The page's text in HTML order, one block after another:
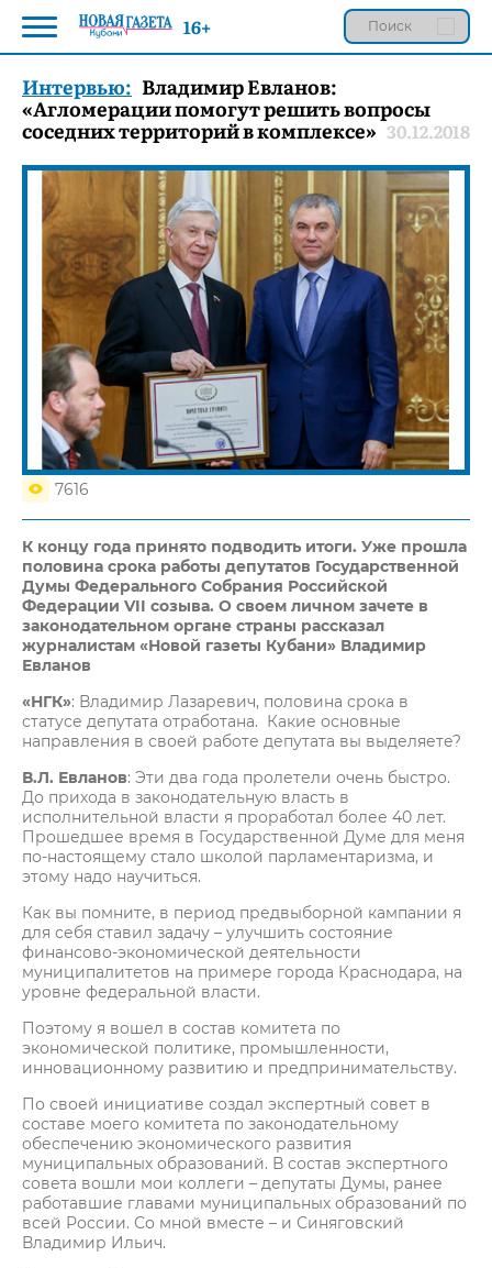
Интервью: Владимир Евланов:
«Агломерации помогут решить вопросы
соседних территорий в комплексе» 30.12.2018
7616
К концу года принято подводить итоги. Уже прошла
половина срока работы депутатов Государственной
Думы Федерального Собрания Российской
Федерации VII созыва. О своем личном зачете в
законодательном органе страны рассказал
журналистам «Новой газеты Кубани» Владимир
Евланов
«НГК»: Владимир Лазаревич, половина срока в
статусе депутата отработана. Какие основные
направления в своей работе депутата вы выделяете?
В.Л. Евланов: Эти два года пролетели очень быстро.
До прихода в законодательную власть в
исполнительной власти я проработал более 40 лет.
Прошедшее время в Государственной Думе для меня
по-настоящему стало школой парламентаризма, и
этому надо научиться.
Как вы помните, в период предвыборной кампании я
для себя ставил задачу – улучшить состояние
финансово-экономической деятельности
муниципалитетов на примере города Краснодара, на
уровне федеральной власти.
Поэтому я вошел в состав комитета по
экономической политике, промышленности,
инновационному развитию и предпринимательству.
По своей инициативе создал экспертный совет в
составе моего комитета по законодательному
обеспечению экономического развития
муниципальных образований. В состав экспертного
совета вошли мои коллеги – депутаты Думы, ранее
работавшие главами муниципальных образований по
всей России. Со мной вместе – и Синяговский
Владимир Ильич.
16+